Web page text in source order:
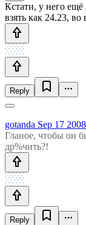
Кстати, у него
взять как 24.23,
Reply
gotanda Sep 17
Гланое, чтобы он
др%чить?!
Reply